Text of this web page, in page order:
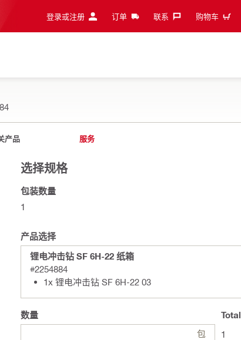
登录或注册 订单 联系‎ 购物车
产品 服务
选择规格
包装数量
1
产品选择
锂电冲击钻 SF 6H-22 纸箱
#2254884
1x 锂电冲击钻 SF 6H-22 03
数量
包
Total
1